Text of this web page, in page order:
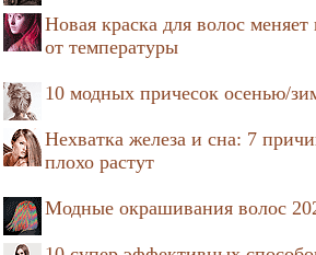
Новая краска для волос меняет
от температуры
10 модных причесок осенью/
Нехватка железа и сна: 7
плохо растут
Модные окрашивания волос